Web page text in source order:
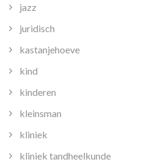
jazz
juridisch
kastanjehoeve
kind
kinderen
kleinsman
kliniek
kliniek tandheelkunde